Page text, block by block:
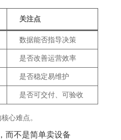
关注点
数据能否指导决策
是否改善运营效率
是否稳定易维护
是否可交付、可验收
心难点。
而不是简单卖设备